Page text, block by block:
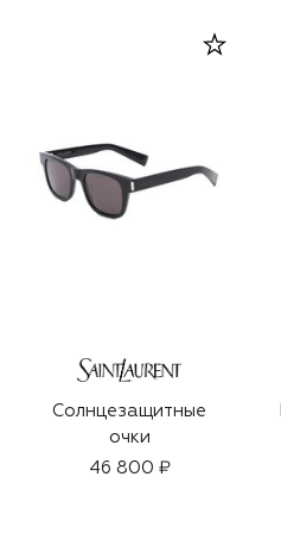
Солнцезащитные
очки
46 800 ₽